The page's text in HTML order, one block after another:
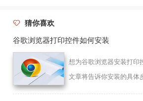
猜你喜欢
谷歌浏览器打印控件如何安装
想为谷歌浏览器安装打印
文章将告诉你安装的具体